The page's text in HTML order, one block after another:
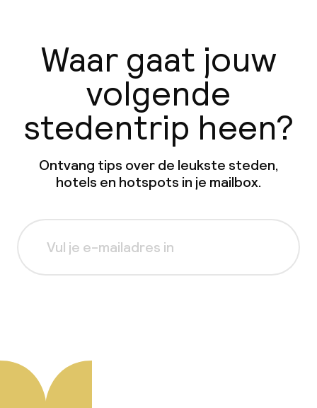
Waar gaat jouw
volgende
stedentrip heen?
Ontvang tips over de leukste steden,
hotels en hotspots in je mailbox.